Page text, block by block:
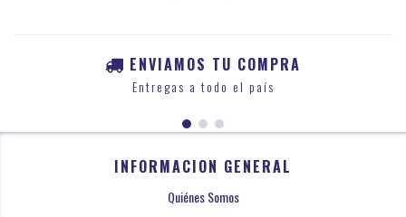
ENVIAMOS TU COMPRA
Entregas a todo el país
INFORMACION GENERAL
Quiénes Somos